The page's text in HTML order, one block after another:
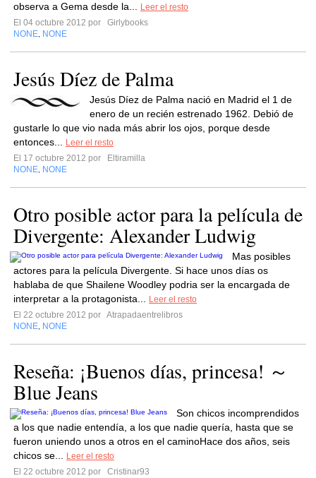
observa a Gema desde la...
Leer el resto
El 04 octubre 2012 por
Girlybooks
NONE NONE
Jesús Díez de Palma
Jesús Díez de Palma nació en Madrid el 1 de
enero de un recién estrenado 1962. Debió de
gustarle lo que vio nada más abrir los ojos, porque desde
entonces...
Leer el resto
El 17 octubre 2012 por
Eltiramilla
NONE NONE
Otro posible actor para la película de
Divergente: Alexander Ludwig
Mas posibles
actores para la película Divergente. Si hace unos días os
hablaba de que Shailene Woodley podria ser la encargada de
interpretar a la protagonista...
Leer el resto
El 22 octubre 2012 por Atrapadaentrelibros
NONE NONE
Reseña: ¡Buenos días, princesa! ～
Blue Jeans
Son chicos incomprendidos
a los que nadie entendía, a los que nadie quería, hasta que se
fueron uniendo unos a otros en el caminoHace dos años, seis
chicos se...
Leer el resto
El 22 octubre 2012 por
Cristinar93